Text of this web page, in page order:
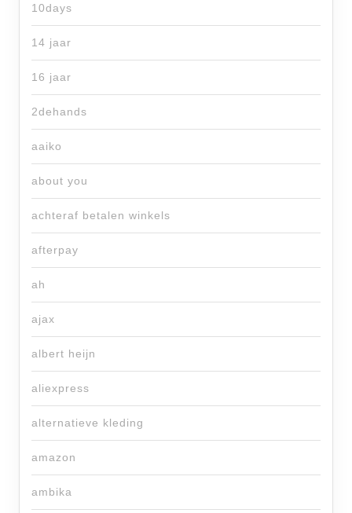
10days
14 jaar
16 jaar
2dehands
aaiko
about you
achteraf betalen winkels
afterpay
ah
ajax
albert heijn
aliexpress
alternatieve kleding
amazon
ambika